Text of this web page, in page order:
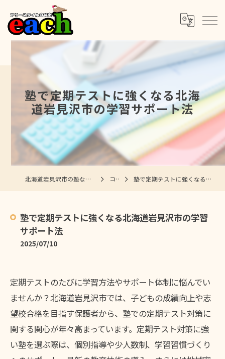
塾で定期テストに強くなる北海
道岩見沢市の学習サポート法
北海道岩見沢市の塾ならフリースタイル自習室each コラム 塾で定期テストに強くなる北海道岩見沢市の学習サポート法
塾で定期テストに強くなる北海道岩見沢市の学習
サポート法
2025/07/10
定期テストのたびに学習方法やサポート体制に悩んでい
ませんか？北海道岩見沢市では、子どもの成績向上や志
望校合格を目指す保護者から、塾での定期テスト対策に
関する関心が年々高まっています。定期テスト対策に強
い塾を選ぶ際は、個別指導や少人数制、学習習慣づくり